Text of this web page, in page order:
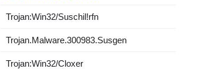
Trojan:Win32/Suschil!rfn
Trojan.Malware.300983.Susgen
Trojan:Win32/Cloxer